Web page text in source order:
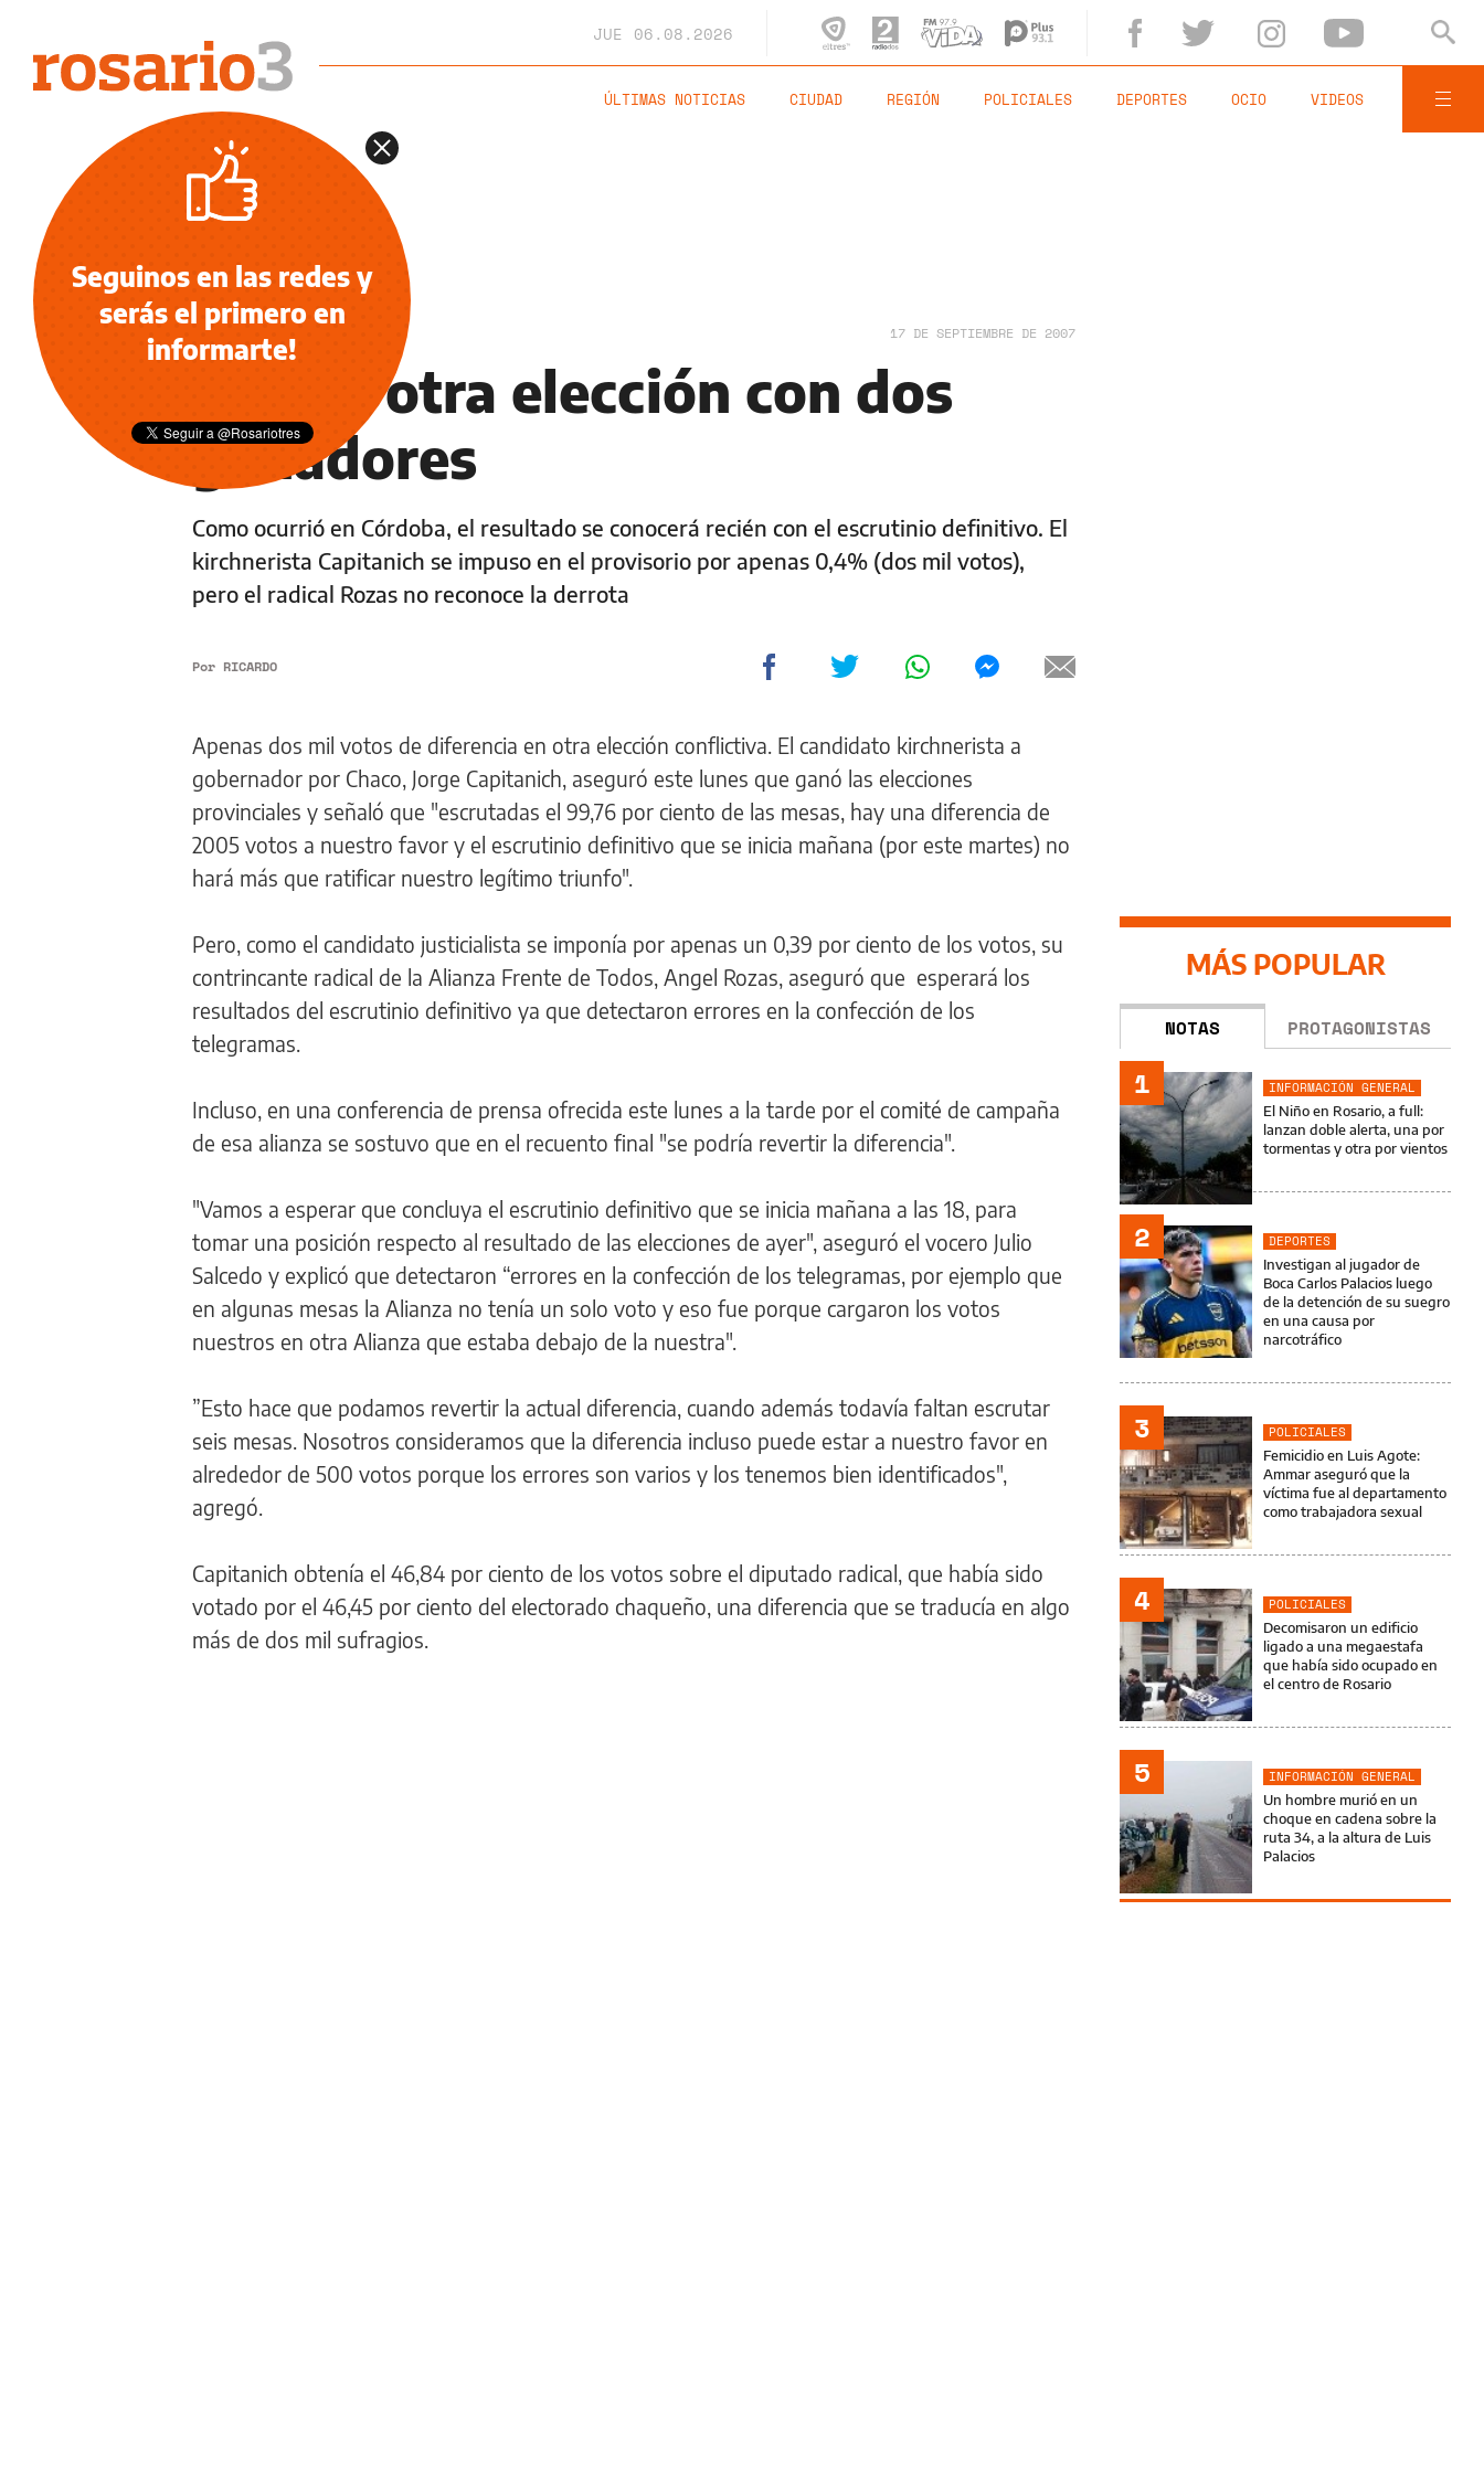
JUE 06.08.2026
ÚLTIMAS NOTICIAS CIUDAD REGIÓN POLICIALES DEPORTES OCIO VIDEOS
NOTICIAS 17 DE SEPTIEMBRE DE 2007
Chaco, otra elección con dos
ganadores
Como ocurrió en Córdoba, el resultado se conocerá recién con el escrutinio definitivo. El
kirchnerista Capitanich se impuso en el provisorio por apenas 0,4% (dos mil votos),
pero el radical Rozas no reconoce la derrota
Por RICARDO
Apenas dos mil votos de diferencia en otra elección conflictiva. El candidato kirchnerista a
gobernador por Chaco, Jorge Capitanich, aseguró este lunes que ganó las elecciones
provinciales y señaló que "escrutadas el 99,76 por ciento de las mesas, hay una diferencia de
2005 votos a nuestro favor y el escrutinio definitivo que se inicia mañana (por este martes) no
hará más que ratificar nuestro legítimo triunfo".
Pero, como el candidato justicialista se imponía por apenas un 0,39 por ciento de los votos, su
contrincante radical de la Alianza Frente de Todos, Angel Rozas, aseguró que esperará los
resultados del escrutinio definitivo ya que detectaron errores en la confección de los
telegramas.
Incluso, en una conferencia de prensa ofrecida este lunes a la tarde por el comité de campaña
de esa alianza se sostuvo que en el recuento final "se podría revertir la diferencia".
"Vamos a esperar que concluya el escrutinio definitivo que se inicia mañana a las 18, para
tomar una posición respecto al resultado de las elecciones de ayer", aseguró el vocero Julio
Salcedo y explicó que detectaron “errores en la confección de los telegramas, por ejemplo que
en algunas mesas la Alianza no tenía un solo voto y eso fue porque cargaron los votos
nuestros en otra Alianza que estaba debajo de la nuestra".
”Esto hace que podamos revertir la actual diferencia, cuando además todavía faltan escrutar
seis mesas. Nosotros consideramos que la diferencia incluso puede estar a nuestro favor en
alrededor de 500 votos porque los errores son varios y los tenemos bien identificados",
agregó.
Capitanich obtenía el 46,84 por ciento de los votos sobre el diputado radical, que había sido
votado por el 46,45 por ciento del electorado chaqueño, una diferencia que se traducía en algo
más de dos mil sufragios.
MÁS POPULAR
NOTAS PROTAGONISTAS
1
INFORMACIÓN GENERAL
El Niño en Rosario, a full:
lanzan doble alerta, una por
tormentas y otra por vientos
2
DEPORTES
Investigan al jugador de
Boca Carlos Palacios luego
de la detención de su suegro
en una causa por
narcotráfico
3
POLICIALES
Femicidio en Luis Agote:
Ammar aseguró que la
víctima fue al departamento
como trabajadora sexual
4
POLICIALES
Decomisaron un edificio
ligado a una megaestafa
que había sido ocupado en
el centro de Rosario
5
INFORMACIÓN GENERAL
Un hombre murió en un
choque en cadena sobre la
ruta 34, a la altura de Luis
Palacios
Seguinos en las redes y
serás el primero en
informarte!